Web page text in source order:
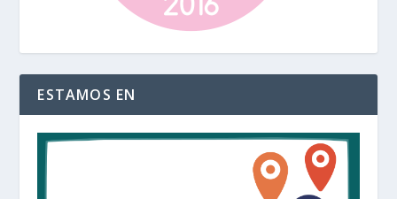
ESTAMOS EN